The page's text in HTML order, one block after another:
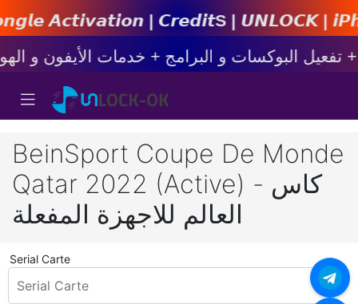
𝘼𝙘𝙩𝙞𝙫𝙖𝙩𝙞𝙤𝙣 | 𝘾𝙧𝙚𝙙𝙞𝙩s | 𝙐𝙉𝙇𝙊𝘾𝙆 |
BeinSport Coupe De Monde
Qatar 2022 (Active) - كاس
العالم للاجهزة المفعلة
Serial Carte
*